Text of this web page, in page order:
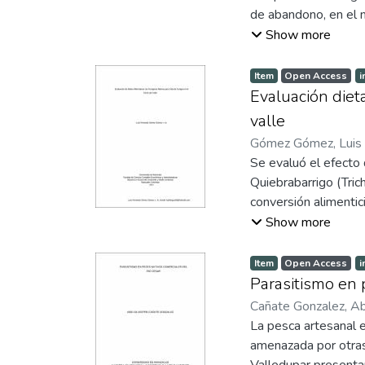
de abandono, en el
seleccionados de
coeficientes de
con el aporte de
coeficientes de
comunidad
géneros, 146
porcentaje de
fitoplanctónica y
conformación y el
lagunas y el
Show more
Item Open Access
Evaluación
valle
Gómez Gómez,
Se evaluó el efecto
Quiebrabarrigo
conversión
apropiadas para la
conejos mestizos
tratamientos,
diversifolia,
tratamiento,
evaluadas fueron
de Matarratón al
Show more
Item Open Access
Parasitismo en
Cañate Gonzalez,
La pesca artesanal
amenazada por